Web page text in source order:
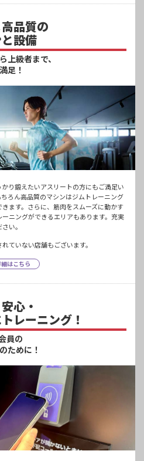
品質の
設備
上級者まで、
足！
り鍛えたいアスリートの方にもご満足い
ろん高品質のマシンはジムトレーニング
ます。さらに、筋肉をスムーズに動かす
ニングができるエリアもあります。充実
い。
ていない店舗もございます。
はこちら
心・
レーニング！
員の
ために！